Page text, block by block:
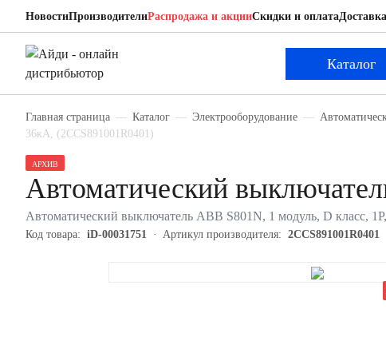
НовостиПроизводителиРаспродажа и акцииСкидки и оплата
Каталог
Главная страница Каталог Электрооборудование
36кА, (2CCS891001R0401)
АРХИВ
Автоматический
Автоматический выключатель ABB S801N, 1 модуль, D класс,
Код товара: iD-00031751 Артикул производителя: 2CCS891001R0401
ABB 2CCS891001R0401
Автоматический выключатель